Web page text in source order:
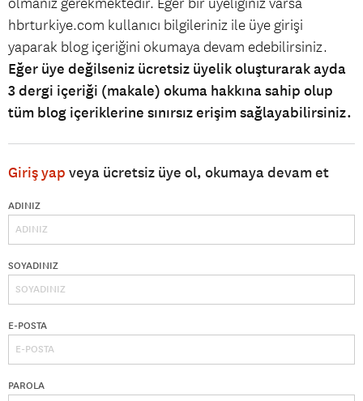
hbrturkiye.com kullanıcı bilgileriniz ile üye girişi
yaparak blog içeriğini okumaya devam edebilirsiniz.
Eğer üye değilseniz ücretsiz üyelik oluşturarak ayda
3 dergi içeriği (makale) okuma hakkına sahip olup
tüm blog içeriklerine sınırsız erişim sağlayabilirsiniz.
Giriş yap veya ücretsiz üye ol, okumaya devam et
ADINIZ
SOYADINIZ
E-POSTA
PAROLA